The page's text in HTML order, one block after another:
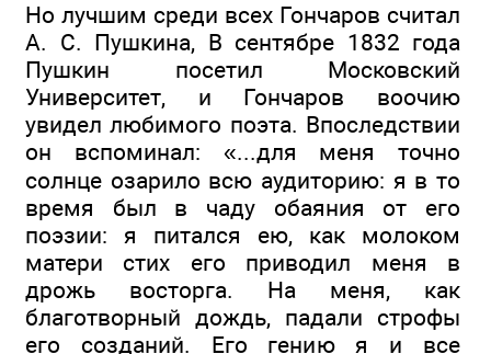
Но лучшим среди всех Гончаров считал
А. С. Пушкина, В сентябре 1832 года
Пушкин посетил Московский
Университет, и Гончаров воочию
увидел любимого поэта. Впоследствии
он вспоминал: «...для меня точно
солнце озарило всю аудиторию: я в то
время был в чаду обаяния от его
поэзии: я питался ею, как молоком
матери стих его приводил меня в
дрожь восторга. На меня, как
благотворный дождь, падали строфы
его созданий. Его гению я и все